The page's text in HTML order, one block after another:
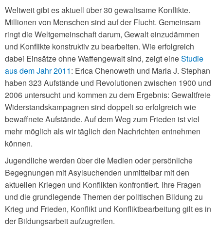
Weltweit gibt es aktuell über 30 gewaltsame Konflikte.
Millionen von Menschen sind auf der Flucht. Gemeinsam
ringt die Weltgemeinschaft darum, Gewalt einzudämmen
und Konflikte konstruktiv zu bearbeiten. Wie erfolgreich
dabei Einsätze ohne Waffengewalt sind, zeigt eineStudie
aus dem Jahr 2011: Erica Chenoweth und Maria J. Stephan
haben 323 Aufstände und Revolutionen zwischen 1900 und
2006 untersucht und kommen zu dem Ergebnis: Gewaltfreie
Widerstandskampagnen sind doppelt so erfolgreich wie
bewaffnete Aufstände. Auf dem Weg zum Frieden ist viel
mehr möglich als wir täglich den Nachrichten entnehmen
können.
Jugendliche werden über die Medien oder persönliche
Begegnungen mit Asylsuchenden unmittelbar mit den
aktuellen Kriegen und Konflikten konfrontiert. Ihre Fragen
und die grundlegende Themen der politischen Bildung zu
Krieg und Frieden, Konflikt und Konfliktbearbeitung gilt es in
der Bildungsarbeit aufzugreifen.